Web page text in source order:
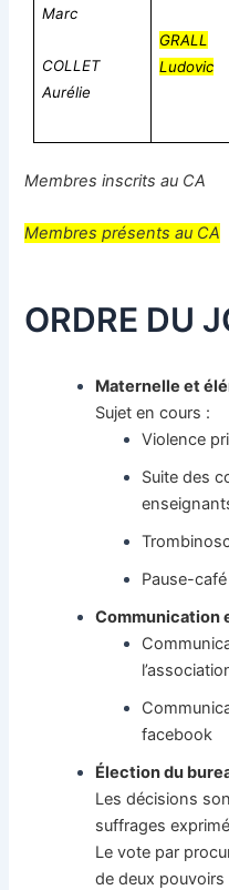
Marc
COLLET
Aurélie
GRALL
Ludovic
Membres inscrits au CA
Membres présents au CA
ORDRE DU
Maternelle et
Sujet en cours :
Violence
Suite des
Pause-café
Communication
facebook
Élection du
Les décisions
suffrages
Le vote par
de deux